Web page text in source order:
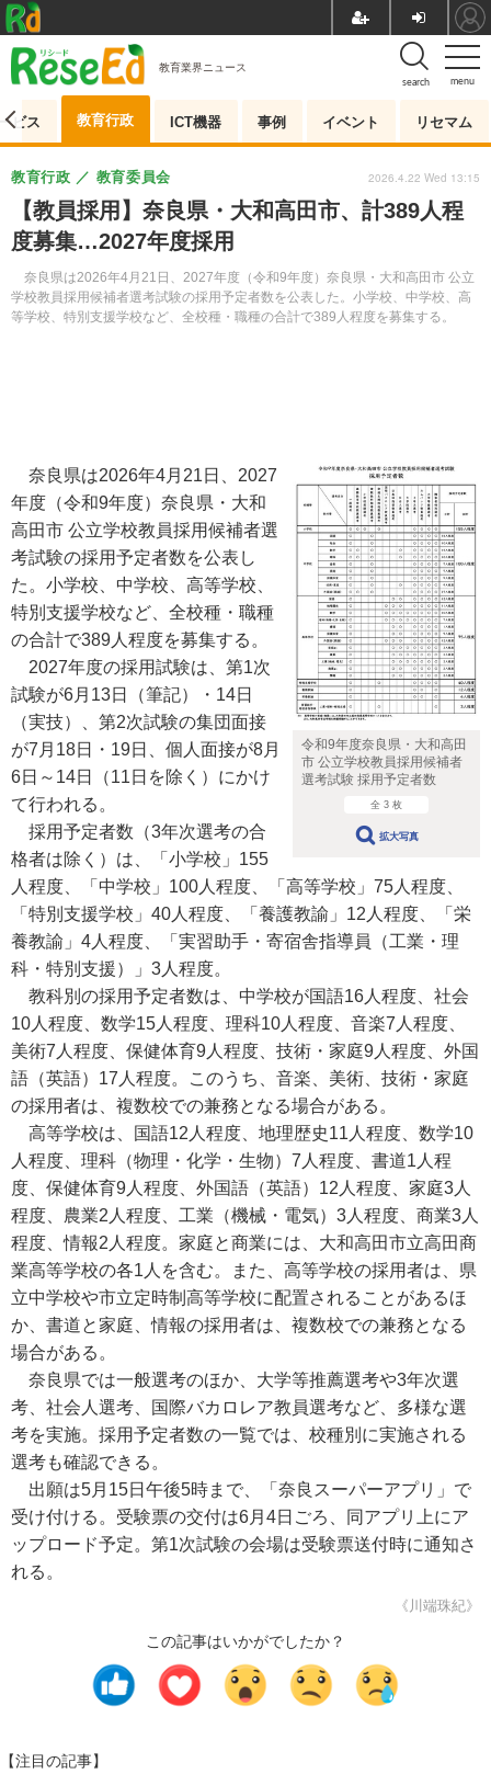
menu
search
教育業界ニュース
ビス 教育行政 ICT機器 事例 イベント リセマム
【教員採用】奈良県・大和高田市、計389人程
度募集…2027年度採用
奈良県は2026年4月21日、2027年度（令和9年度）奈良県・大和高田市 公立
学校教員採用候補者選考試験の採用予定者数を公表した。小学校、中学校、高
等学校、特別支援学校など、全校種・職種の合計で389人程度を募集する。
教育行政 教育委員会 2026.4.22 Wed 13:15
令和9年度奈良県・大和高田
市 公立学校教員採用候補者
選考試験 採用予定者数
全 3 枚
拡大写真
奈良県は2026年4月21日、2027
年度（令和9年度）奈良県・大和
高田市 公立学校教員採用候補者選
考試験の採用予定者数を公表し
た。小学校、中学校、高等学校、
特別支援学校など、全校種・職種
の合計で389人程度を募集する。
2027年度の採用試験は、第1次
試験が6月13日（筆記）・14日
（実技）、第2次試験の集団面接
が7月18日・19日、個人面接が8月
6日～14日（11日を除く）にかけ
て行われる。
採用予定者数（3年次選考の合
格者は除く）は、「小学校」155
人程度、「中学校」100人程度、「高等学校」75人程度、
「特別支援学校」40人程度、「養護教諭」12人程度、「栄
養教諭」4人程度、「実習助手・寄宿舎指導員（工業・理
科・特別支援）」3人程度。
教科別の採用予定者数は、中学校が国語16人程度、社会
10人程度、数学15人程度、理科10人程度、音楽7人程度、
美術7人程度、保健体育9人程度、技術・家庭9人程度、外国
語（英語）17人程度。このうち、音楽、美術、技術・家庭
の採用者は、複数校での兼務となる場合がある。
高等学校は、国語12人程度、地理歴史11人程度、数学10
人程度、理科（物理・化学・生物）7人程度、書道1人程
度、保健体育9人程度、外国語（英語）12人程度、家庭3人
程度、農業2人程度、工業（機械・電気）3人程度、商業3人
程度、情報2人程度。家庭と商業には、大和高田市立高田商
業高等学校の各1人を含む。また、高等学校の採用者は、県
立中学校や市立定時制高等学校に配置されることがあるほ
か、書道と家庭、情報の採用者は、複数校での兼務となる
場合がある。
奈良県では一般選考のほか、大学等推薦選考や3年次選
考、社会人選考、国際バカロレア教員選考など、多様な選
考を実施。採用予定者数の一覧では、校種別に実施される
選考も確認できる。
出願は5月15日午後5時まで、「奈良スーパーアプリ」で
受け付ける。受験票の交付は6月4日ごろ、同アプリ上にア
ップロード予定。第1次試験の会場は受験票送付時に通知さ
れる。
《川端珠紀》
この記事はいかがでしたか？
【注目の記事】